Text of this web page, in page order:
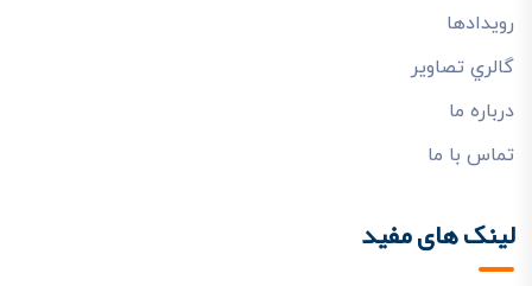
رويدادها
گالري تصاوير
درباره ما
تماس با ما
لینک های مفید